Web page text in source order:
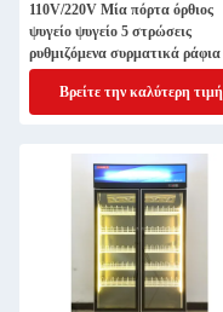
110V/220V Μία πόρτα όρθιος
ψυγείο ψυγείο 5 στρώσεις
ρυθμιζόμενα συρματικά ράφια
Βρείτε την καλύτερη τιμή